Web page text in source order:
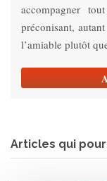
accompagner
préconisant,
l’amiable plutôt
Articles qui